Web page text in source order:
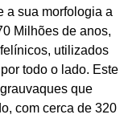
a sua morfologia a
Milhões de anos,
utilizados
todo o lado. Este
que
com cerca de 320